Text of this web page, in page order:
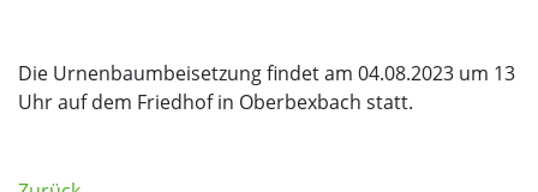
Die Urnenbaumbeisetzung findet am 04.08.2023 um 13
Uhr auf dem Friedhof in Oberbexbach statt.